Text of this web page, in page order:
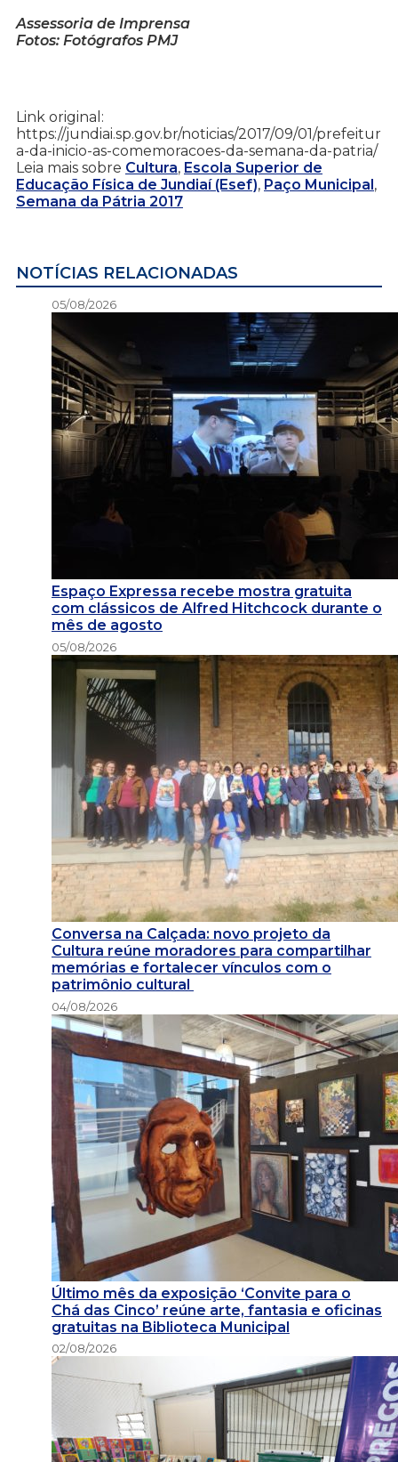
Assessoria de Imprensa
Fotos: Fotógrafos PMJ
Link original:
https://jundiai.sp.gov.br/noticias/2017/09/01/prefeitur
a-da-inicio-as-comemoracoes-da-semana-da-patria/
Leia mais sobre Cultura, Escola Superior de
Educação Física de Jundiaí (Esef), Paço Municipal,
Semana da Pátria 2017
NOTÍCIAS RELACIONADAS
05/08/2026
Espaço Expressa recebe mostra gratuita
com clássicos de Alfred Hitchcock durante o
mês de agosto
05/08/2026
Conversa na Calçada: novo projeto da
Cultura reúne moradores para compartilhar
memórias e fortalecer vínculos com o
patrimônio cultural
04/08/2026
Último mês da exposição ‘Convite para o
Chá das Cinco’ reúne arte, fantasia e oficinas
gratuitas na Biblioteca Municipal
02/08/2026